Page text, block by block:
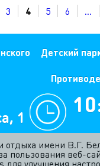
3 4 5 6 ...
Детский
1
отдыха имени В.Г.
пользования веб-
улучшения